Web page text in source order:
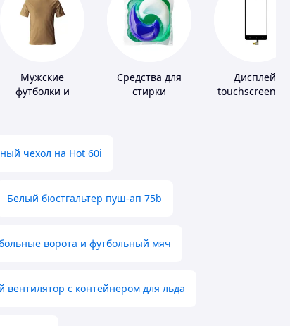
Мужские
футболки и
Средства для
стирки
Дисплей,
touchscreen
чехол на Hot 60i
Белый бюстгальтер пуш-ап 75b
ворота и футбольный мяч
вентилятор с контейнером для льда